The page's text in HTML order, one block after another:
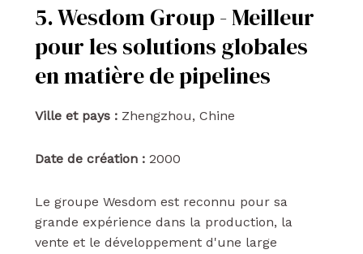
5. Wesdom Group - Meilleur
pour les solutions globales
en matière de pipelines
Ville et pays :Zhengzhou, Chine
Date de création :2000
Le groupe Wesdom est reconnu pour sa
grande expérience dans la production, la
vente et le développement d'une large